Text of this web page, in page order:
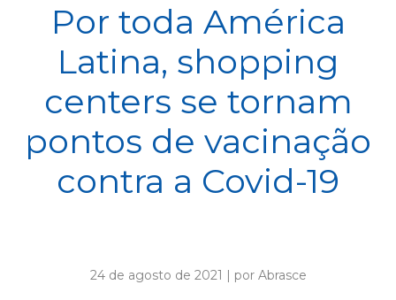
Por toda América
Latina, shopping
centers se tornam
pontos de vacinação
contra a Covid-19
24 de agosto de 2021 | por Abrasce